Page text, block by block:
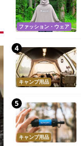
ファッション・ウェア
キャンプ用品
キャンプ用品